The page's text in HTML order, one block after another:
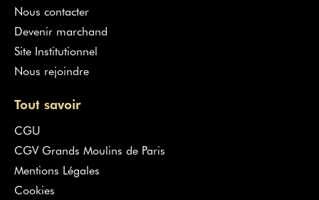
Nous contacter
Devenir marchand
Site Institutionnel
Nous rejoindre
Tout savoir
CGU
CGV Grands Moulins de Paris
Mentions Légales
Cookies